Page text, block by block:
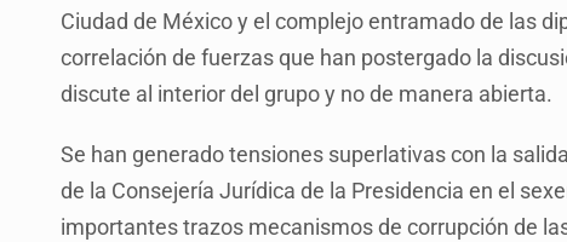
Ciudad de México y el complejo entramado de las
correlación de fuerzas que han postergado la
discute al interior del grupo y no de manera abierta.
Se han generado tensiones superlativas con la
de la Consejería Jurídica de la Presidencia en el
importantes trazos mecanismos de corrupción de